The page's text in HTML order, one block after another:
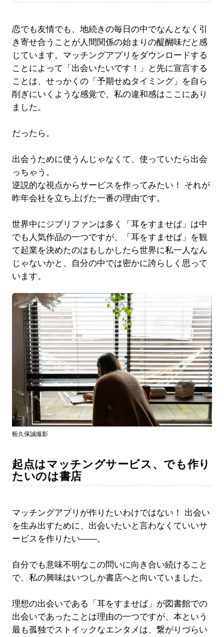
恋でも友情でも、地続きの毎日の中でなんとなく引
き寄せ合うことが人間関係の始まりの醍醐味だと感
じています。マッチングアプリをダウンロードする
ことによって「出会いたいです！」と先に宣言する
ことは、せっかくの「予期せぬタイミング」を自ら
削ぎにいくような感覚で、私の違和感はここにあり
ました。
だったら。
出会うために使うんじゃなくて、使っていたら出会
っちゃう。
逆説的な視点からサービスを作ってみたい！ それが
昨年会社を立ち上げた一番の理由です。
世界中にジブリファンは多く「耳をすませば」は中
でも人気作品の一つですが、「耳をすませば」を観
て起業を決めたのはもしかしたら世界に私一人なん
じゃないかと、自分の中では密かに誇らしく思って
います。
栃久保誠撮影
起点はマッチングサービス、でも作り
たいのは書店
マッチングアプリが作りたいわけではない！ 出会い
を生み出すために、出会いたいと言わなくていいサ
ービスを作りたい――。
自分でも意味不明なこの問いに向き合い続けること
で、私の興味はいつしか書店へと向いていました。
理想の出会いである「耳をすませば」が図書館での
出会いであったことは理由の一つですが、本という
最も孤独でストイックなエンタメは、繋がりづらい